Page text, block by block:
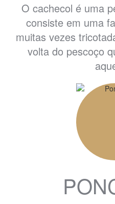
O cachecol é uma
consiste em uma
muitas vezes
volta do pescoço